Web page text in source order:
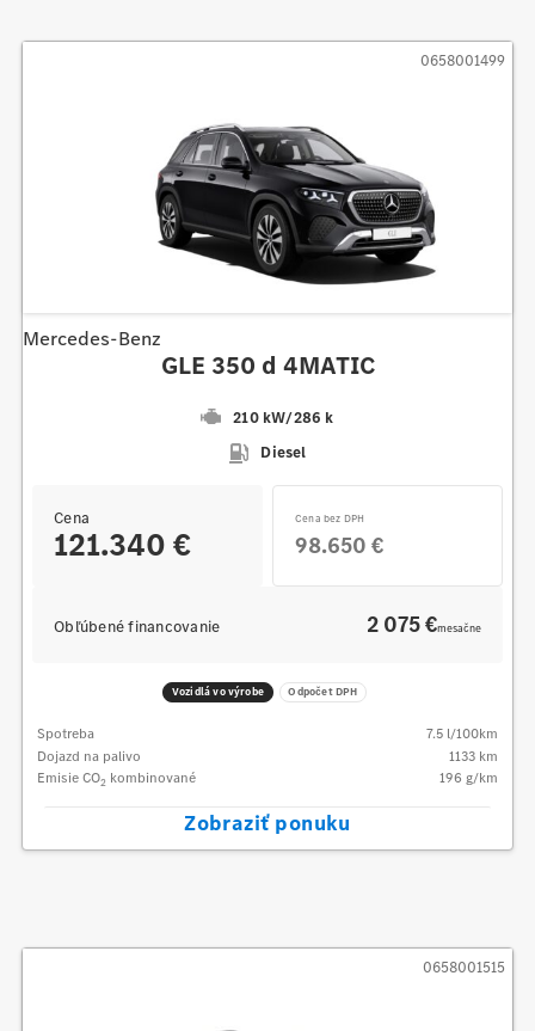
Mercedes-Benz
GLE 350 d 4MATIC
210 kW/286 k
Diesel
0658001499
Cena
121.340 €
Cena bez DPH
98.650 €
Obľúbené financovanie 2 075 €mesačne
Vozidlá vo výrobe Odpočet DPH
Spotreba 7.5 l/100km
Dojazd na palivo
1133 km
Emisie CO2 kombinované 196 g/km
Zobraziť ponuku
0658001515